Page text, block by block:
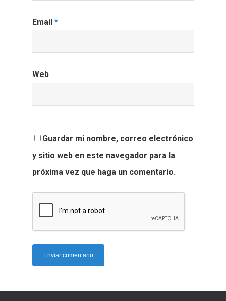
Email *
Web
Guardar mi nombre, correo electrónico
y sitio web en este navegador para la
próxima vez que haga un comentario.